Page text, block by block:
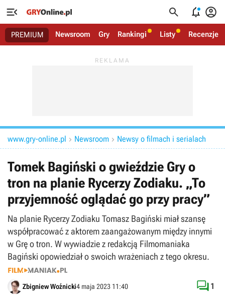
   
PREMIUM Newsroom Gry Rankingi Listy Recenzje
www.gry-online.pl  Newsroom  Newsy o filmach i serialach
Tomek Bagiński o gwieździe Gry o
tron na planie Rycerzy Zodiaku. „To
przyjemność oglądać go przy pracy”
Na planie Rycerzy Zodiaku Tomasz Bagiński miał szansę
współpracować z aktorem zaangażowanym między innymi
w Grę o tron. W wywiadzie z redakcją Filmomaniaka
Bagiński opowiedział o swoich wrażeniach z tego okresu.
Zbigniew Woźnicki4 maja 2023 11:40  1